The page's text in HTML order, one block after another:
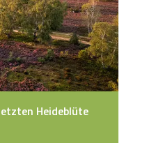
Heideblüte